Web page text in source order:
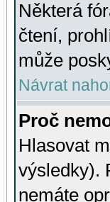
Některá
čtení,
může
Návrat
Proč
Hlasovat
výsledky).
nemáte